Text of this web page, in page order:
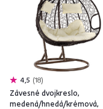
4,5 18
Závesné dvojkreslo,
medená/hnedá/krémová,